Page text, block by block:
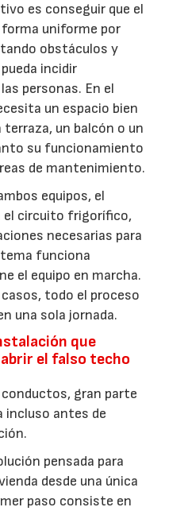
es conseguir que el
uniforme por
obstáculos y
incidir
personas. En el
un espacio bien
un balcón o un
su funcionamiento
de mantenimiento.
equipos, el
circuito frigorífico,
necesarias para
funciona
el equipo en marcha.
todo el proceso
una sola jornada.
que
el falso techo
gran parte
incluso antes de
pensada para
desde una única
paso consiste en